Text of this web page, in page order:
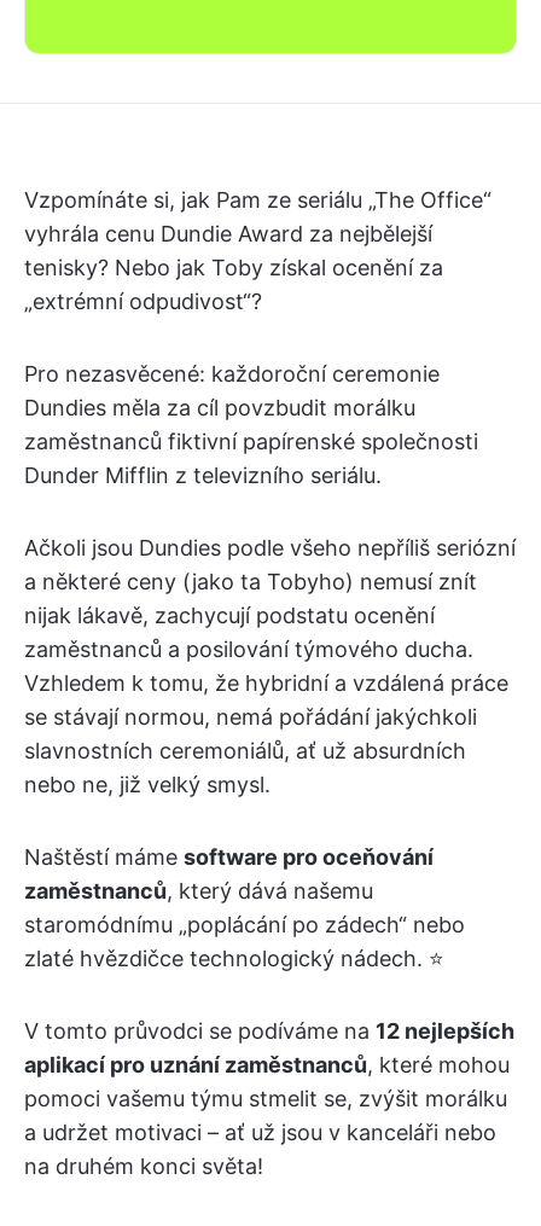
Vzpomínáte si, jak Pam ze seriálu „The Office“
vyhrála cenu Dundie Award za nejbělejší
tenisky? Nebo jak Toby získal ocenění za
„extrémní odpudivost“?
Pro nezasvěcené: každoroční ceremonie
Dundies měla za cíl povzbudit morálku
zaměstnanců fiktivní papírenské společnosti
Dunder Mifflin z televizního seriálu.
Ačkoli jsou Dundies podle všeho nepříliš seriózní
a některé ceny (jako ta Tobyho) nemusí znít
nijak lákavě, zachycují podstatu ocenění
zaměstnanců a posilování týmového ducha.
Vzhledem k tomu, že hybridní a vzdálená práce
se stávají normou, nemá pořádání jakýchkoli
slavnostních ceremoniálů, ať už absurdních
nebo ne, již velký smysl.
Naštěstí máme software pro oceňování
zaměstnanců, který dává našemu
staromódnímu „poplácání po zádech“ nebo
zlaté hvězdičce technologický nádech. ⭐️
V tomto průvodci se podíváme na 12 nejlepších
aplikací pro uznání zaměstnanců, které mohou
pomoci vašemu týmu stmelit se, zvýšit morálku
a udržet motivaci – ať už jsou v kanceláři nebo
na druhém konci světa!